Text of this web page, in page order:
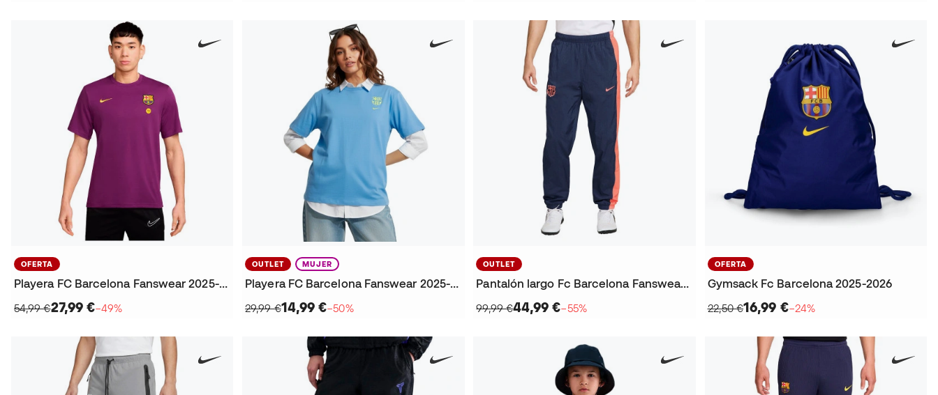
OFERTA
Playera FC Barcelona Fanswear 2025-2026
54,99 €27,99 €−49%
OUTLET MUJER
Playera FC Barcelona Fanswear 2025-2026 Mujer
29,99 €14,99 €−50%
OUTLET
Pantalón largo Fc Barcelona Fanswear 2025-2026
99,99 €44,99 €−55%
OFERTA
Gymsack Fc Barcelona 2025-2026
22,50 €16,99 €−24%